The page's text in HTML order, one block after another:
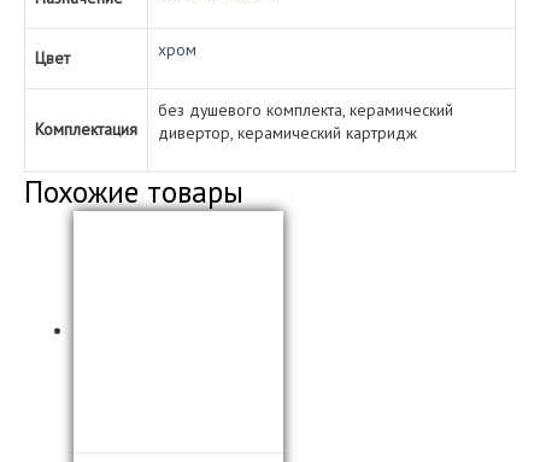
Цвет хром
Комплектация
без душевого комплекта, керамический
дивертор, керамический картридж
Похожие товары